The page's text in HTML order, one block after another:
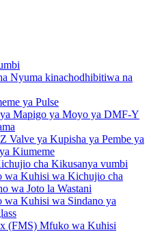
Nyuma kinachodhibitiwa na
ya Pulse
Mapigo ya Moyo ya DMF-Y
Valve ya Kupisha ya Pembe ya
Kiumeme
cha Kikusanya vumbi
wa Kuhisi wa Kichujio cha
wa Joto la Wastani
wa Kuhisi wa Sindano ya
(FMS) Mfuko wa Kuhisi